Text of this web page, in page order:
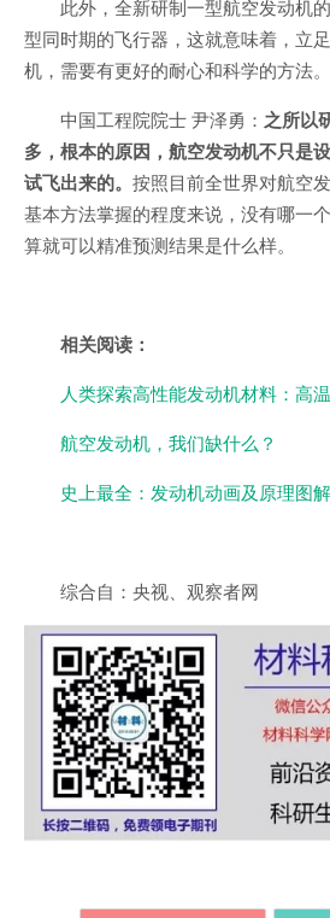
此外，全新研制一型航空发动机
型同时期的飞行器，这就意味着，立
机，需要有更好的耐心和科学的方法。
中国工程院院士 尹泽勇： 之所以
多，根本的原因，航空发动机不只是
试飞出来的。 按照目前全世界对航空
基本方法掌握的程度来说，没有哪一
算就可以精准预测结果是什么样。
相关阅读：
人类探索高性能发动机材料：高
航空发动机，我们缺什么？
史上最全：发动机动画及原理图解
综合自：央视、观察者网